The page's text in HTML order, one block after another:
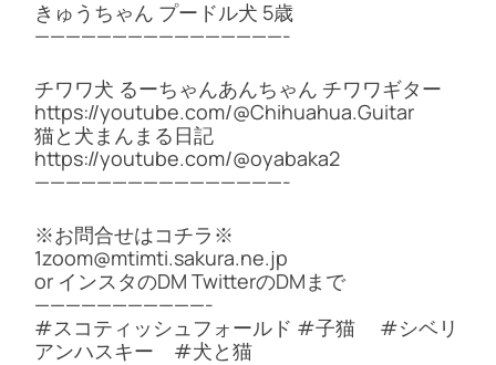
きゅうちゃん プードル犬 5歳
————————————————-
チワワ犬 るーちゃんあんちゃん チワワギター
https://youtube.com/@Chihuahua.Guitar
猫と犬まんまる日記
https://youtube.com/@oyabaka2
————————————————-
※お問合せはコチラ※
1zoom@mtimti.sakura.ne.jp
or インスタのDM TwitterのDMまで
———————————-
#スコティッシュフォールド #子猫 #シベリ
アンハスキー #犬と猫